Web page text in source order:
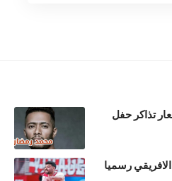
تذاكر حفل
رسميا